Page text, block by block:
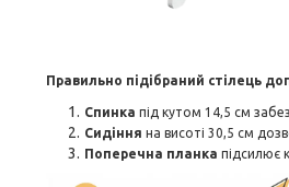
Правильно підібраний стілець
Спинка під кутом 14,5 см
Сидіння на висоті 30,5 см
Поперечна планка підсилює